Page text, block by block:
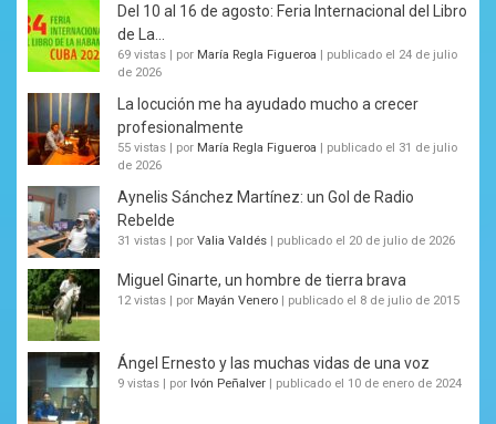
Del 10 al 16 de agosto: Feria Internacional del Libro
de La...
69 vistas | por María Regla Figueroa | publicado el 24 de julio
de 2026
La locución me ha ayudado mucho a crecer
profesionalmente
55 vistas | por María Regla Figueroa | publicado el 31 de julio
de 2026
Aynelis Sánchez Martínez: un Gol de Radio
Rebelde
31 vistas | por Valia Valdés | publicado el 20 de julio de 2026
Miguel Ginarte, un hombre de tierra brava
12 vistas | por Mayán Venero | publicado el 8 de julio de 2015
Ángel Ernesto y las muchas vidas de una voz
9 vistas | por Ivón Peñalver | publicado el 10 de enero de 2024